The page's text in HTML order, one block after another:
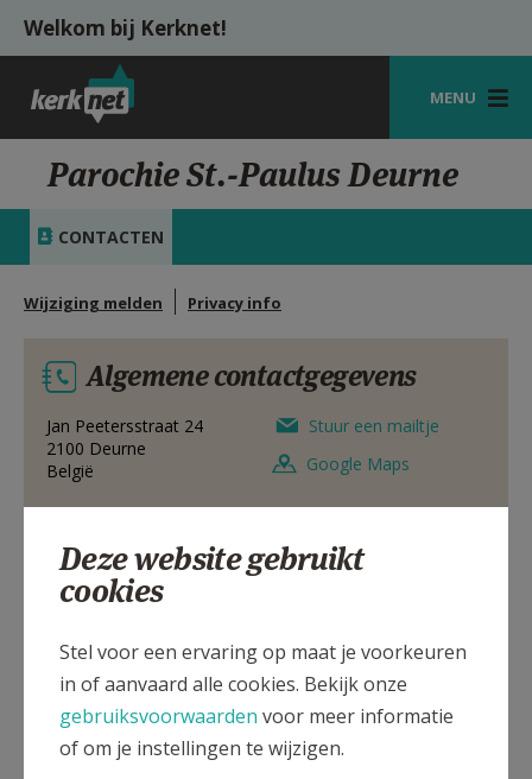
Overslaan en naar de inhoud gaan
Welkom bij Kerknet!
MENU
STARTPAGINA
VIERINGEN
SHOP
ZOEKEN
MIJN PAROCHIE
AANMELDEN OF REGISTREREN
Parochie St.-Paulus Deurne
CONTACTEN
Wijziging melden Privacy info
Algemene contactgegevens
Jan Peetersstraat 24
2100 Deurne
België
Stuur een mailtje
Google Maps
Deze website gebruikt
cookies
Stel voor een ervaring op maat je voorkeuren
in of aanvaard alle cookies. Bekijk onze
gebruiksvoorwaarden voor meer informatie
of om je instellingen te wijzigen.